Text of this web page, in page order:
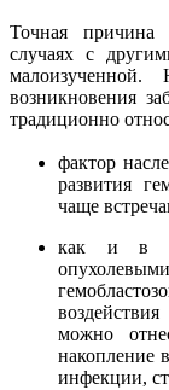
Точная причина
случаях с
возникновения
традиционно
фактор
развития
чаще
как и в
можно
накопление
инфекции,